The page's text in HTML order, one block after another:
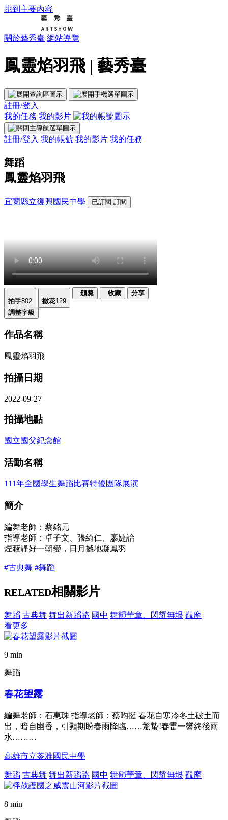
跳到主要內容
關於藝秀臺 網站導覽
鳳靈焰羽飛 | 藝秀臺
註冊/登入
我的任務 我的影片
註冊/登入 我的帳號 我的影片 我的任務
舞蹈
鳳靈焰羽飛
宜蘭縣立復興國民中學 已訂閱 訂閱
拍手802 撒花129
頒獎 收藏 分享
調整字級
作品名稱
鳳靈焰羽飛
拍攝日期
2022-09-27
拍攝地點
國立國父紀念館
活動名稱
111年全國學生舞蹈比賽特優團隊展演
簡介
編舞老師：蔡銘元
指導老師：卓子文、張綺仁、廖婕詒
煙蔽靜好一朝變，日月撼地凝鳳羽
#古典舞 #舞蹈
RELATED相關影片
舞蹈 古典舞 舞出新蹈路 國中 舞韻華章、閃耀無垠 觀摩
看更多
9 min
舞蹈
春花望露
編舞老師：石惠珠 指導老師：蔡昀挺 春花自寒冷冬土破土而
出，暗自幽香，引頸期盼春雨降臨……驚蟄!春雷一響終後雨
水………
高雄市立苓雅國民中學
舞蹈 古典舞 舞出新蹈路 國中 舞韻華章、閃耀無垠 觀摩
8 min